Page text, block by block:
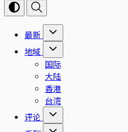
最新
地域
国际
大陆
香港
台湾
评论